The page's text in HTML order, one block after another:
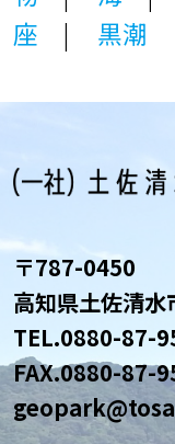
座
黒潮
〒787-0450
高知県土佐清
TEL.0880-87-
FAX.0880-87-